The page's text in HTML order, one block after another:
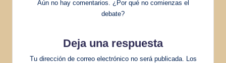
Aún no hay comentarios. ¿Por qué no comienzas el
debate?
Deja una respuesta
Tu dirección de correo electrónico no será publicada.
Los